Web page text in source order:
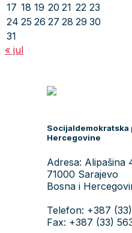
17 18 19 20 21 22 23
24 25 26 27 28 29 30
31
« jul
Socijaldemokratska
Hercegovine
Adresa: Alipašina
71000 Sarajevo
Bosna i
Telefon: +387
Fax: +387 (33)